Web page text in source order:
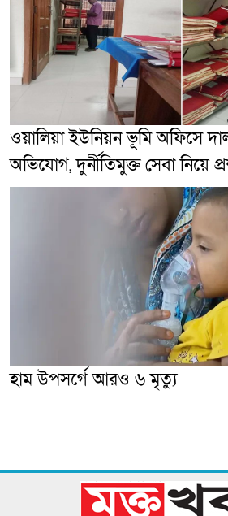
ওয়ালিয়া ইউনিয়ন ভূমি অফিসে
অভিযোগ, দুর্নীতিমুক্ত সেবা নিয়ে
হাম উপসর্গে আরও ৬ মৃত্যু